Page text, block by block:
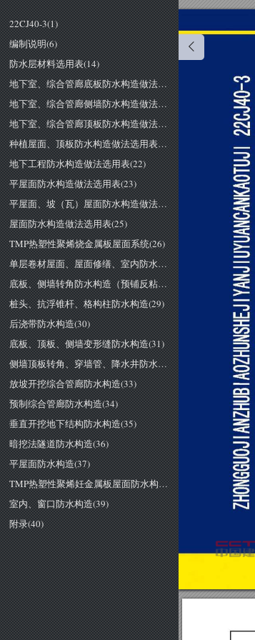
22CJ40-3(1)
编制说明(6)
防水层材料选用表(14)
地下室、综合管廊底板防水构造做法选用表(18)
地下室、综合管廊侧墙防水构造做法选用表(19)
地下室、综合管廊顶板防水构造做法选用表(20)
种植屋面、顶板防水构造做法选用表(21)
地下工程防水构造做法选用表(22)
平屋面防水构造做法选用表(23)
平屋面、坡（瓦）屋面防水构造做法选用表(24)
屋面防水构造做法选用表(25)
TMP热塑性聚烯烧金属板屋面系统(26)
单层卷材屋面、屋面修缮、室内防水构造做法选用表(27)
底板、侧墙转角防水构造（预铺反粘）(28)
桩头、抗浮锥杆、格构柱防水构造(29)
后浇带防水构造(30)
底板、顶板、侧墙变形缝防水构造(31)
侧墙顶板转角、穿墙管、降水井防水构造(32)
放坡开挖综合管廊防水构造(33)
预制综合管廊防水构造(34)
垂直开挖地下结构防水构造(35)
暗挖法隧道防水构造(36)
平屋面防水构造(37)
TMP热塑性聚烯妊金属板屋面防水构造(38)
室内、窗口防水构造(39)
附录(40)